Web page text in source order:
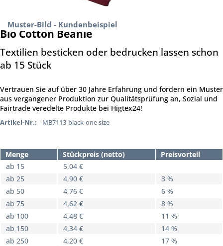
Muster-Bild - Kundenbeispiel
Bio Cotton Beanie
Textilien besticken oder bedrucken lassen schon
ab 15 Stück
Vertrauen Sie auf über 30 Jahre Erfahrung und fordern ein Muster
aus vergangener Produktion zur Qualitätsprüfung an, Sozial und
Fairtrade veredelte Produkte bei Higtex24!
Artikel-Nr.: MB7113-black-one size
Menge Stückpreis (netto)
Preisvorteil
ab 15
5,04 €
ab 25
4,90 €
3 %
ab 50
4,76 €
6 %
ab 75
4,62 €
8 %
ab 100
4,48 €
11 %
ab 150
4,34 €
14 %
ab 250
4,20 €
17 %